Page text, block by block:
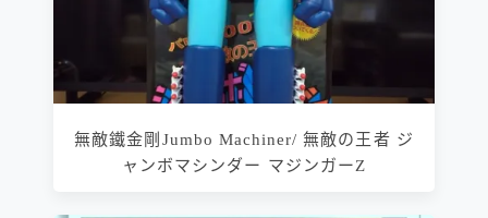
無敵鐵金剛Jumbo Machiner/ 無敵の王者 ジ
ャンボマシンダー マジンガーZ